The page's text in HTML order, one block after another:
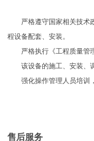
严格遵守国家相关技术
程设备配套、安装。
严格执行《工程质量管理
该设备的施工、安装、调
强化操作管理人员培训，
售后服务